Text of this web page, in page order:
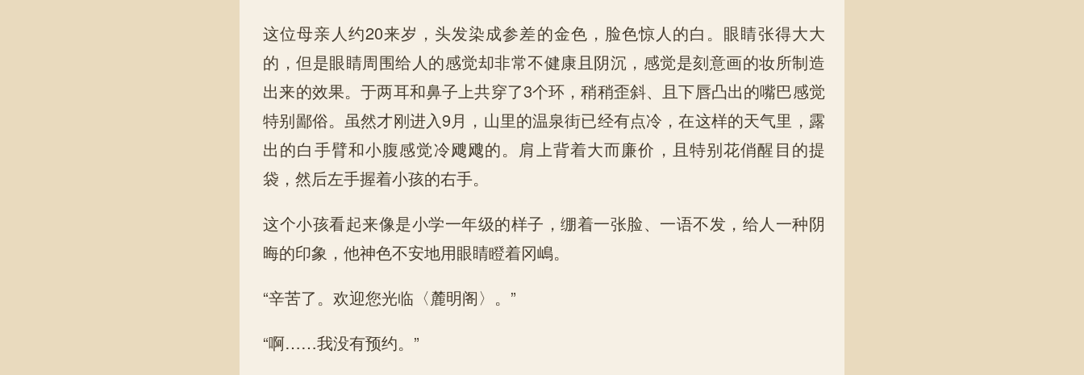
这位母亲人约20来岁，头发染成参差的金色，脸色惊人的白。眼睛张得大大
的，但是眼睛周围给人的感觉却非常不健康且阴沉，感觉是刻意画的妆所制造
出来的效果。于两耳和鼻子上共穿了3个环，稍稍歪斜、且下唇凸出的嘴巴感觉
特别鄙俗。虽然才刚进入9月，山里的温泉街已经有点冷，在这样的天气里，露
出的白手臂和小腹感觉冷飕飕的。肩上背着大而廉价，且特别花俏醒目的提
袋，然后左手握着小孩的右手。
这个小孩看起来像是小学一年级的样子，绷着一张脸、一语不发，给人一种阴
晦的印象，他神色不安地用眼睛瞪着冈嶋。
“辛苦了。欢迎您光临〈麓明阁〉。”
“啊……我没有预约。”